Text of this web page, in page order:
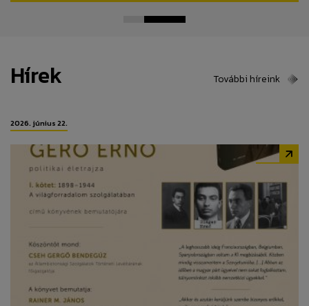
Hírek További híreink
2026. június 22.